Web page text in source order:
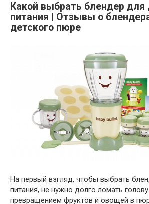
Какой выбрать блендер для
питания | Отзывы о
детского пюре
На первый взгляд, чтобы выбрать
питания, не нужно долго ломать
превращением фруктов и овощей в